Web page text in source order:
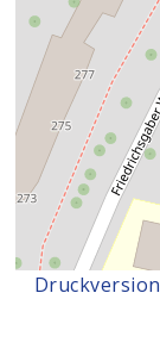
Druckversion